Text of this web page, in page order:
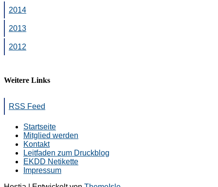
2014
2013
2012
Weitere Links
RSS Feed
Startseite
Mitglied werden
Kontakt
Leitfaden zum Druckblog
EKDD Netikette
Impressum